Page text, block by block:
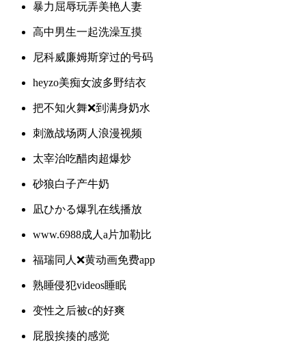
暴力屈辱玩弄美艳人妻
高中男生一起洗澡互摸
尼科威廉姆斯穿过的号码
heyzo美痴女波多野结衣
把不知火舞❌到满身奶水
刺激战场两人浪漫视频
太宰治吃醋肉超爆炒
砂狼白子产牛奶
凪ひかる爆乳在线播放
www.6988成人a片加勒比
福瑞同人❌黄动画免费app
熟睡侵犯videos睡眠
变性之后被c的好爽
屁股挨揍的感觉